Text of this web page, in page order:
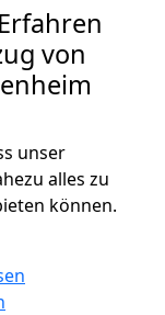
von
unser
alles zu
können.